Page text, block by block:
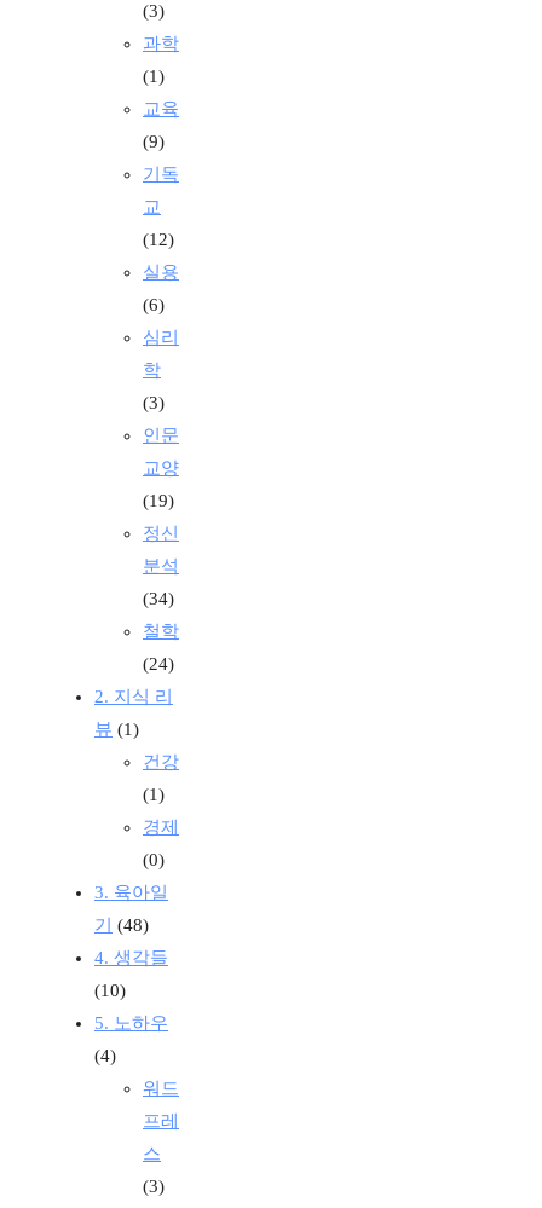
(3)
과학
(1)
교육
(9)
기독
교
(12)
실용
(6)
심리
학
(3)
인문
교양
(19)
정신
분석
(34)
철학
(24)
2. 지식 리
뷰 (1)
건강
(1)
경제
(0)
3. 육아일
기
(48)
4. 생각들
(10)
5. 노하우
(4)
워드
프레
스
(3)